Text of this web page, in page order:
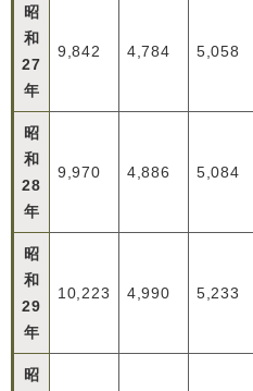
昭
和
27
年
9,842 4,784 5,058
昭
和
28
年
9,970 4,886 5,084
昭
和
29
年
10,223 4,990 5,233
昭